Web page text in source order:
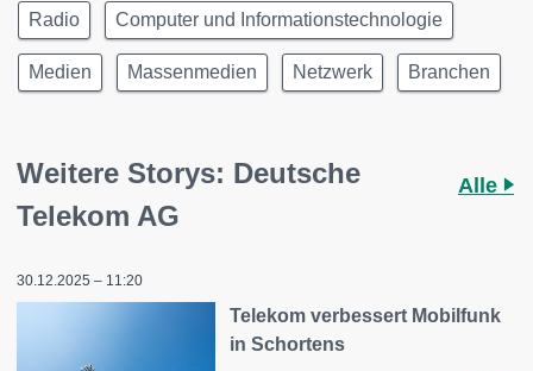
Radio Computer und Informationstechnologie
Medien Massenmedien Netzwerk Branchen
Weitere Storys: Deutsche
Telekom AG
Alle
30.12.2025 – 11:20
Telekom verbessert Mobilfunk
in Schortens